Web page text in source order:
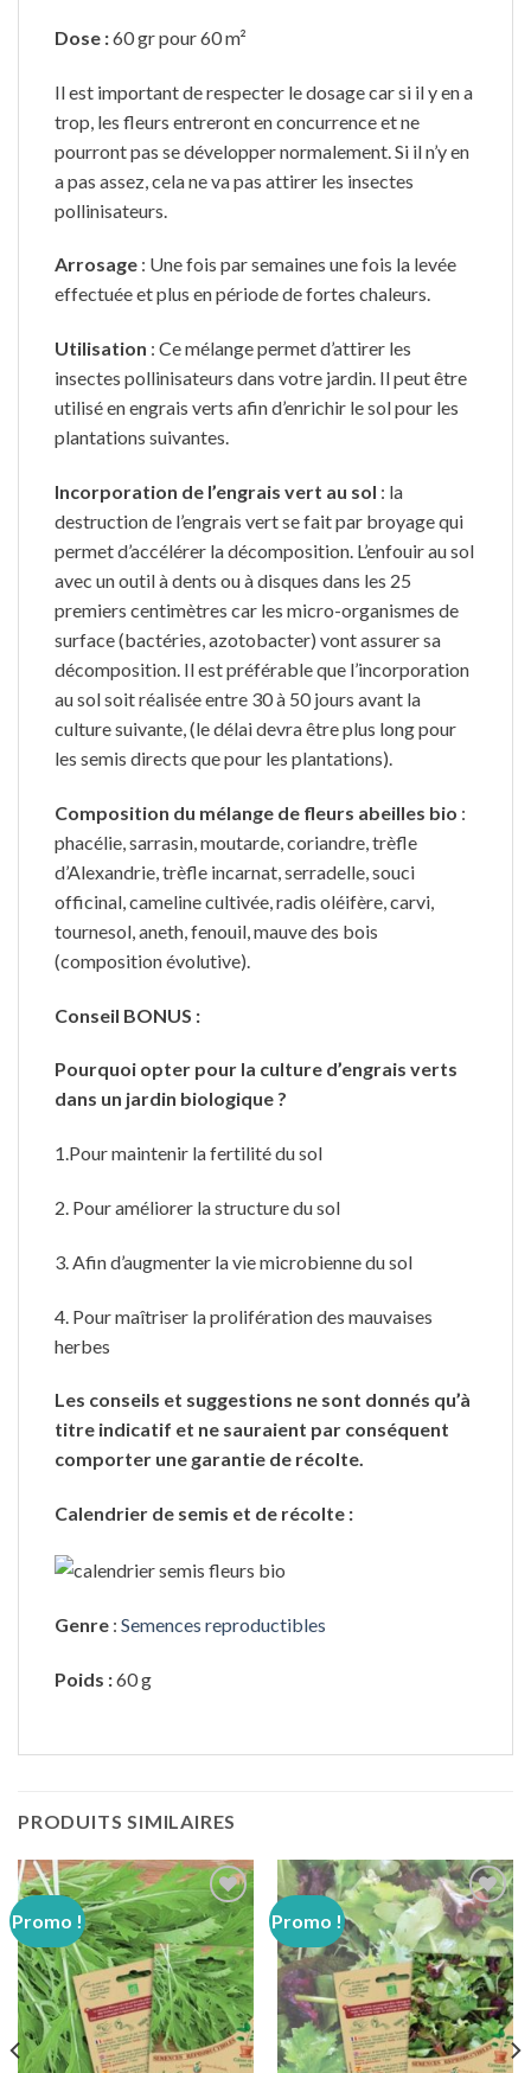
Dose :60 gr pour 60 m²
Il est important de respecter le dosage car si il y en a
trop, les fleurs entreront en concurrence et ne
pourront pas se développer normalement. Si il n’y en
a pas assez, cela ne va pas attirer les insectes
pollinisateurs.
Arrosage : Une fois par semaines une fois la levée
effectuée et plus en période de fortes chaleurs.
Utilisation : Ce mélange permet d’attirer les
insectes pollinisateurs dans votre jardin. Il peut être
utilisé en engrais verts afin d’enrichir le sol pour les
plantations suivantes.
Incorporation de l’engrais vert au sol : la
destruction de l’engrais vert se fait par broyage qui
permet d’accélérer la décomposition. L’enfouir au sol
avec un outil à dents ou à disques dans les 25
premiers centimètres car les micro-organismes de
surface (bactéries, azotobacter) vont assurer sa
décomposition. Il est préférable que l’incorporation
au sol soit réalisée entre 30 à 50 jours avant la
culture suivante, (le délai devra être plus long pour
les semis directs que pour les plantations).
Composition du mélange de fleurs abeilles bio :
phacélie, sarrasin, moutarde, coriandre, trèfle
d’Alexandrie, trèfle incarnat, serradelle, souci
officinal, cameline cultivée, radis oléifère, carvi,
tournesol, aneth, fenouil, mauve des bois
(composition évolutive).
Conseil BONUS :
Pourquoi opter pour la culture d’engrais verts
dans un jardin biologique ?
1.Pour maintenir la fertilité du sol
2. Pour améliorer la structure du sol
3. Afin d’augmenter la vie microbienne du sol
4. Pour maîtriser la prolifération des mauvaises
herbes
Les conseils et suggestions ne sont donnés qu’à
titre indicatif et ne sauraient par conséquent
comporter une garantie de récolte.
Calendrier de semis et de récolte :
Genre : Semences reproductibles
Poids :60 g
PRODUITS SIMILAIRES
Promo !
Ajouter
à
wishlist
Promo !
Ajouter
à
wishlist